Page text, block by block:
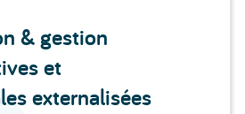
& gestion
et
externalisées